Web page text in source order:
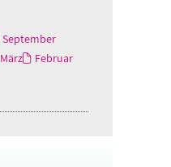
September
März
Februar